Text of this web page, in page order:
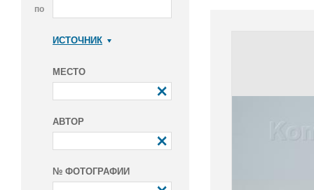
по
ИСТОЧНИК
МЕСТО
АВТОР
№ ФОТОГРАФИИ